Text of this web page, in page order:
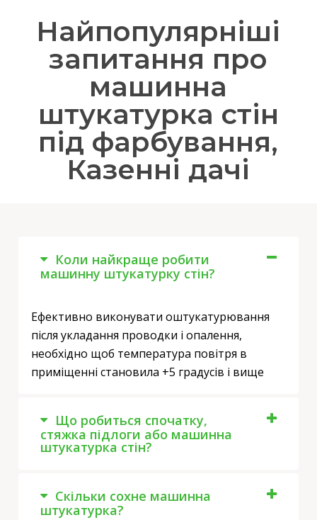
Найпопулярніші
запитання про
машинна
штукатурка стін
під фарбування,
Казенні дачі
Коли найкраще робити
машинну штукатурку стін?
Ефективно виконувати оштукатурювання
після укладання проводки і опалення,
необхідно щоб температура повітря в
приміщенні становила +5 градусів і вище
Що робиться спочатку,
стяжка підлоги або машинна
штукатурка стін?
Скільки сохне машинна
штукатурка?